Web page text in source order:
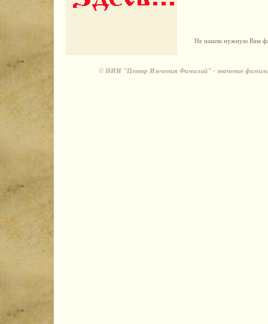
Не нашли нужную Вам
© НИИ "Центр Изучения Фамилий" - значение